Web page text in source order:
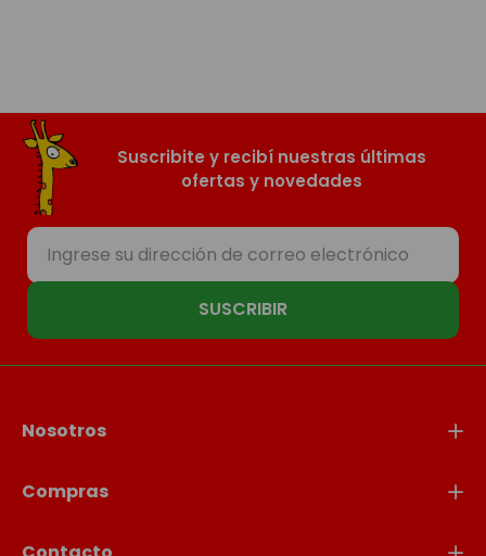
Suscribite y recibí nuestras últimas
ofertas y novedades
SUSCRIBIR
Nosotros
Compras